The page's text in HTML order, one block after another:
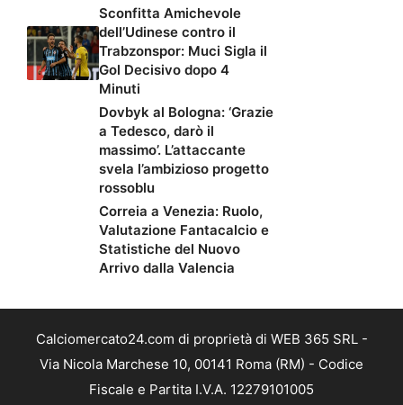
Sconfitta Amichevole
dell’Udinese contro il
Trabzonspor: Muci Sigla il
Gol Decisivo dopo 4
Minuti
Dovbyk al Bologna: ‘Grazie
a Tedesco, darò il
massimo’. L’attaccante
svela l’ambizioso progetto
rossoblu
Correia a Venezia: Ruolo,
Valutazione Fantacalcio e
Statistiche del Nuovo
Arrivo dalla Valencia
Calciomercato24.com di proprietà di WEB 365 SRL -
Via Nicola Marchese 10, 00141 Roma (RM) - Codice
Fiscale e Partita I.V.A. 12279101005